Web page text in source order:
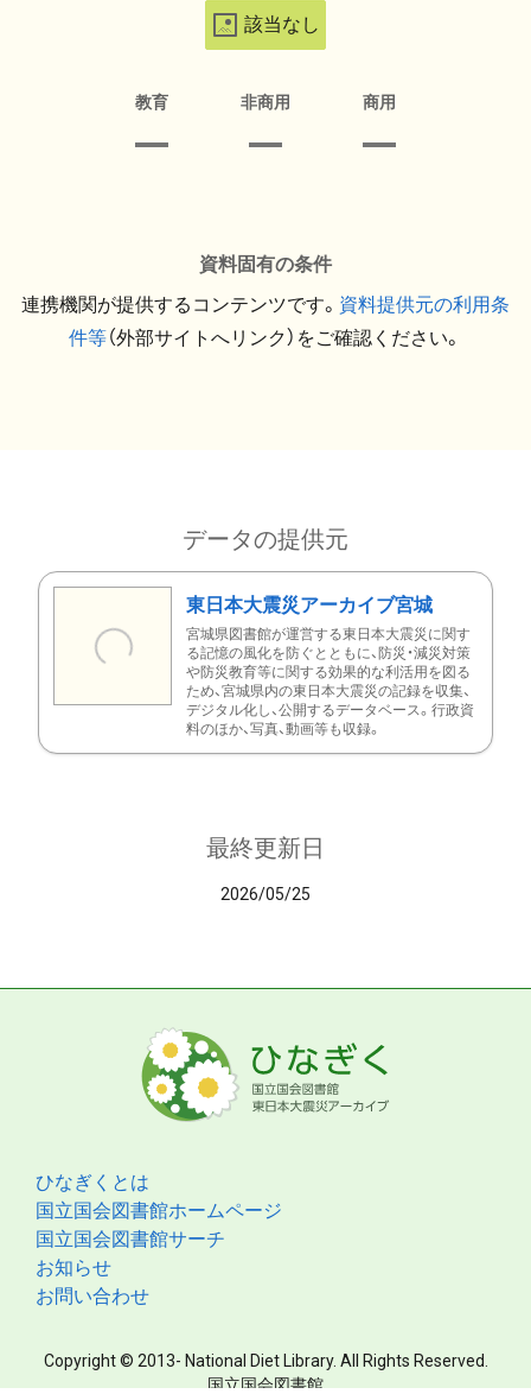
該当なし
教育 非商用 商用
資料固有の条件
連携機関が提供するコンテンツです。 資料提供元の利用条
件等（外部サイトへリンク）をご確認ください。
データの提供元
東日本大震災アーカイブ宮城
宮城県図書館が運営する東日本大震災に関す
る記憶の風化を防ぐとともに、防災・減災対策
や防災教育等に関する効果的な利活用を図る
ため、宮城県内の東日本大震災の記録を収集、
デジタル化し、公開するデータベース。行政資
料のほか、写真、動画等も収録。
最終更新日
2026/05/25
ひなぎくとは
国立国会図書館ホームページ
国立国会図書館サーチ
お知らせ
お問い合わせ
Copyright © 2013- National Diet Library. All Rights Reserved.